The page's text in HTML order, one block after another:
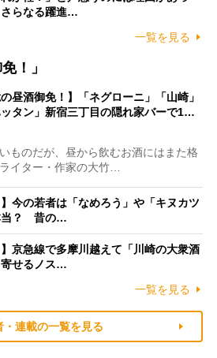
らなる躍進…
一覧を見る
！」
の昼酒御免！】「ネグローニ」「山崎」
ッタン」新宿三丁目の隠れ家バーで1…
ものだが、昼から飲むお酒にはまた格
イター・作家の大竹…
】今の若者は「なめろう」や「キヌカツ
当？ 昔の…
】京急線で多摩川越えて「川崎の大衆酒
せるノス…
一覧を見る
・連載の一覧を見る